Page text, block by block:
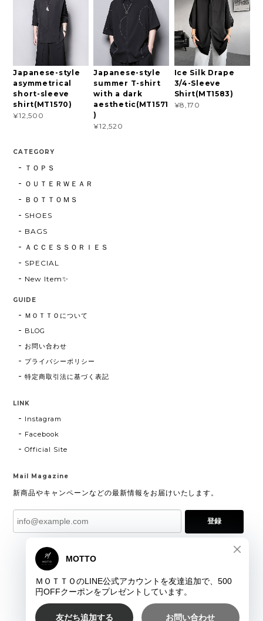
Japanese-style
asymmetrical
short-sleeve
shirt(MT1570)
¥12,500
Japanese-style
summer T-shirt
with a dark
aesthetic(MT1571
)
¥12,520
Ice Silk Drape
3/4-Sleeve
Shirt(MT1583)
¥8,170
CATEGORY
ＴＯＰＳ
ＯＵＴＥＲＷＥＡＲ
ＢＯＴＴＯＭＳ
SHOES
BAGS
ＡＣＣＥＳＳＯＲＩＥＳ
SPECIAL
New Item✨
GUIDE
ＭＯＴＴＯについて
BLOG
お問い合わせ
プライバシーポリシー
特定商取引法に基づく表記
LINK
Instagram
Facebook
Official Site
Mail Magazine
新商品やキャンペーンなどの最新情報をお届けいたします。
登録